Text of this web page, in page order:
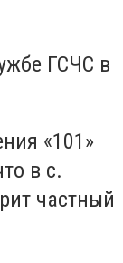
ГСЧС в
«101»
в с.
частный